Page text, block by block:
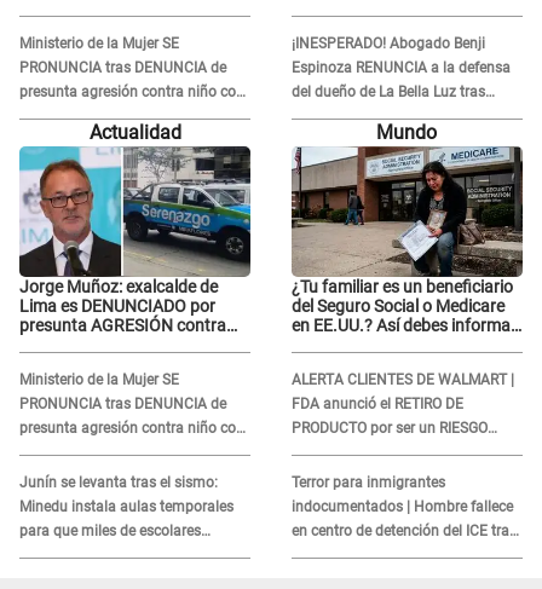
GESTANTE en Miraflores
Ministerio de la Mujer SE
PRONUNCIA tras DENUNCIA de
presunta agresión contra niño con
autismo en Surco
inesperada partida: "Hace dos
semanas"
¡INESPERADO! Abogado Benji
Espinoza RENUNCIA a la defensa
del dueño de La Bella Luz tras
difusión de POLÉMICO audio:
"Nada que defender"
Actualidad
Jorge Muñoz: exalcalde de
Lima es DENUNCIADO por
presunta AGRESIÓN contra
Ministerio de la Mujer SE
PRONUNCIA tras DENUNCIA de
presunta agresión contra niño con
autismo en Surco
Junín se levanta tras el sismo:
Minedu instala aulas temporales
para que miles de escolares
vuelvan a clases
Mundo
¿Tu familiar es un beneficiario
del Seguro Social o Medicare
en EE.UU.? Así debes informar
ALERTA CLIENTES DE WALMART |
FDA anunció el RETIRO DE
PRODUCTO por ser un RIESGO
MORTAL para consumidores: ¿Cuál
es?
Terror para inmigrantes
indocumentados | Hombre fallece
en centro de detención del ICE tras
sufrir una "emergencia médica"